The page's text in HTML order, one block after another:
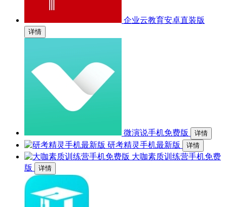
企业云教育安卓直装版
详情
微演说手机免费版 详情
研考精灵手机最新版 详情
大咖素质训练营手机免费
版
详情